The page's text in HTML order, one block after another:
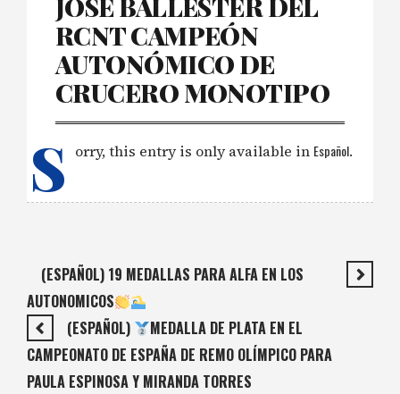
RCNT CAMPEÓN
AUTONÓMICO DE
CRUCERO MONOTIPO
S orry, this entry is only available in Español.
(ESPAÑOL) 19 MEDALLAS PARA ALFA EN LOS
AUTONOMICOS
(ESPAÑOL)
MEDALLA DE PLATA EN EL
CAMPEONATO DE ESPAÑA DE REMO OLÍMPICO PARA
PAULA ESPINOSA Y MIRANDA TORRES